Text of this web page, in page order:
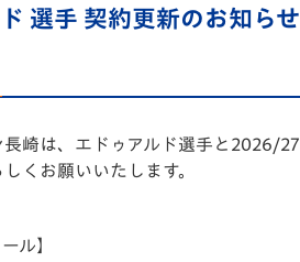
フィール
プロフィール
フォトギャラリー
スタジアムグルメ
選手 契約更新のお知らせ
長崎は、エドゥアルド選手と2026/
くお願いいたします。
ル】